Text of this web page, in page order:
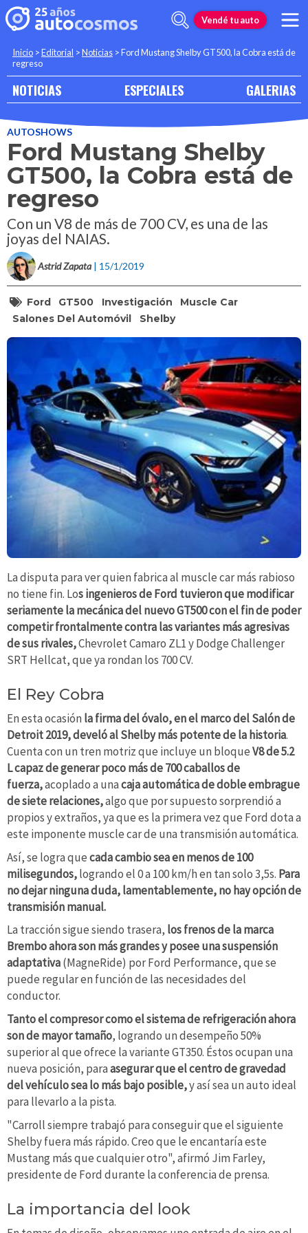
Vendé tu auto
Inicio >Editorial >Noticias >Ford Mustang Shelby GT500, la Cobra está de
regreso
NOTICIAS ESPECIALES GALERIAS
AUTOSHOWS
Ford Mustang Shelby
GT500, la Cobra está de
regreso
Con un V8 de más de 700 CV, es una de las
joyas del NAIAS.
Astrid Zapata | 15/1/2019
Ford GT500 Investigación
Muscle Car
Salones Del Automóvil
Shelby
La disputa para ver quien fabrica al muscle car más rabioso
no tiene fin. Los ingenieros de Ford tuvieron que modificar
seriamente la mecánica del nuevo GT500 con el fin de poder
competir frontalmente contra las variantes más agresivas
de sus rivales,Chevrolet Camaro ZL1 y Dodge Challenger
SRT Hellcat, que ya rondan los 700 CV.
El Rey Cobra
En esta ocasión la firma del óvalo, en el marco del Salón de
Detroit 2019, develó al Shelby más potente de la historia.
Cuenta con un tren motriz que incluye un bloqueV8 de 5.2
L capaz de generar poco más de 700 caballos de
fuerza,acoplado a unacaja automática de doble embrague
de siete relaciones,algo que por supuesto sorprendió a
propios y extraños, ya que es la primera vez que Ford dota a
este imponente muscle car de una transmisión automática.
Así, se logra quecada cambio sea en menos de 100
milisegundos,logrando el 0 a 100km/h en tan solo 3,5s. Para
no dejar ninguna duda, lamentablemente, no hay opción de
transmisión manual.
La tracción sigue siendo trasera, los frenos de la marca
Brembo ahora son más grandes y posee una suspensión
adaptativa(MagneRide) por Ford Performance, que se
puede regular en función de las necesidades del
conductor.
Tanto el compresor como el sistema de refrigeración ahora
son de mayor tamaño, logrando un desempeño 50%
superior al que ofrece la variante GT350. Éstos ocupan una
nueva posición, paraasegurar que el centro de gravedad
del vehículo sea lo más bajo posible,y así sea un auto ideal
para llevarlo a la pista.
"Carroll siempre trabajó para conseguir que el siguiente
Shelby fuera más rápido. Creo que le encantaría este
Mustang más que cualquier otro", afirmó Jim Farley,
presidente de Ford durante la conferencia de prensa.
La importancia del look